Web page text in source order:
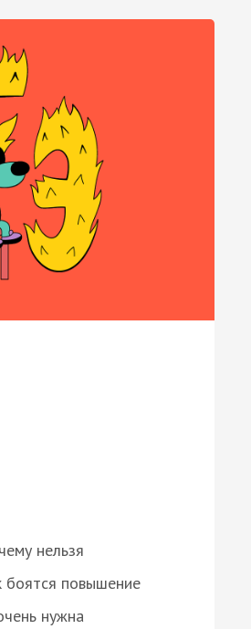
нельзя
боятся повышение
нужна